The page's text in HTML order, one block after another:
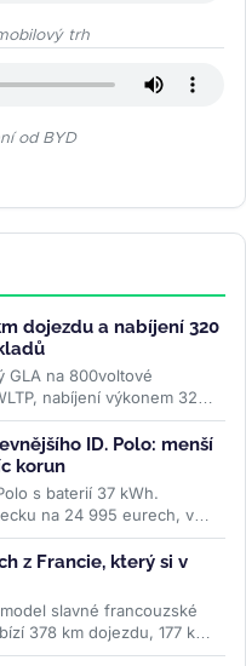
trh
od BYD
dojezdu a nabíjení 320
GLA na 800voltové
nabíjení výkonem 320
ID. Polo: menší
korun
s baterií 37 kWh.
na 24 995 eurech, v
z Francie, který si v
slavné francouzské
378 km dojezdu, 177 koní